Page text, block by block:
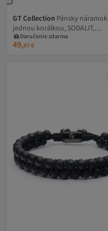
GT Collection Pánsky náramok
jednou korálkou, SODALIT,
energetické kamene HOWLIT,
univerzálna veľkosť a
Doručenie zdarma
49,97€